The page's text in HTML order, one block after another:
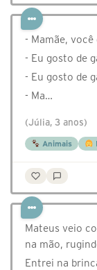
- Mamãe,
- Eu gosto de
- Eu gosto de
- Ma…
(Júlia, 3 anos)
Animais
Mateus veio
na mão,
Entrei na